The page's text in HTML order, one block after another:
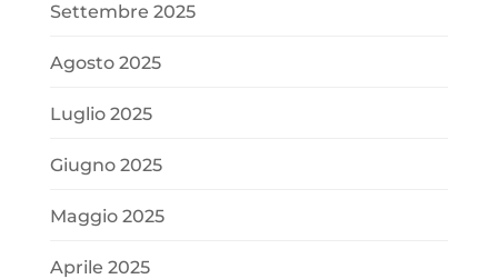
Settembre 2025
Agosto 2025
Luglio 2025
Giugno 2025
Maggio 2025
Aprile 2025